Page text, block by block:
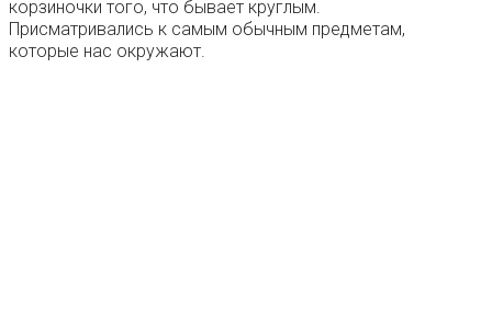
корзиночки того, что бывает круглым.
Присматривались к самым обычным предметам,
которые нас окружают.